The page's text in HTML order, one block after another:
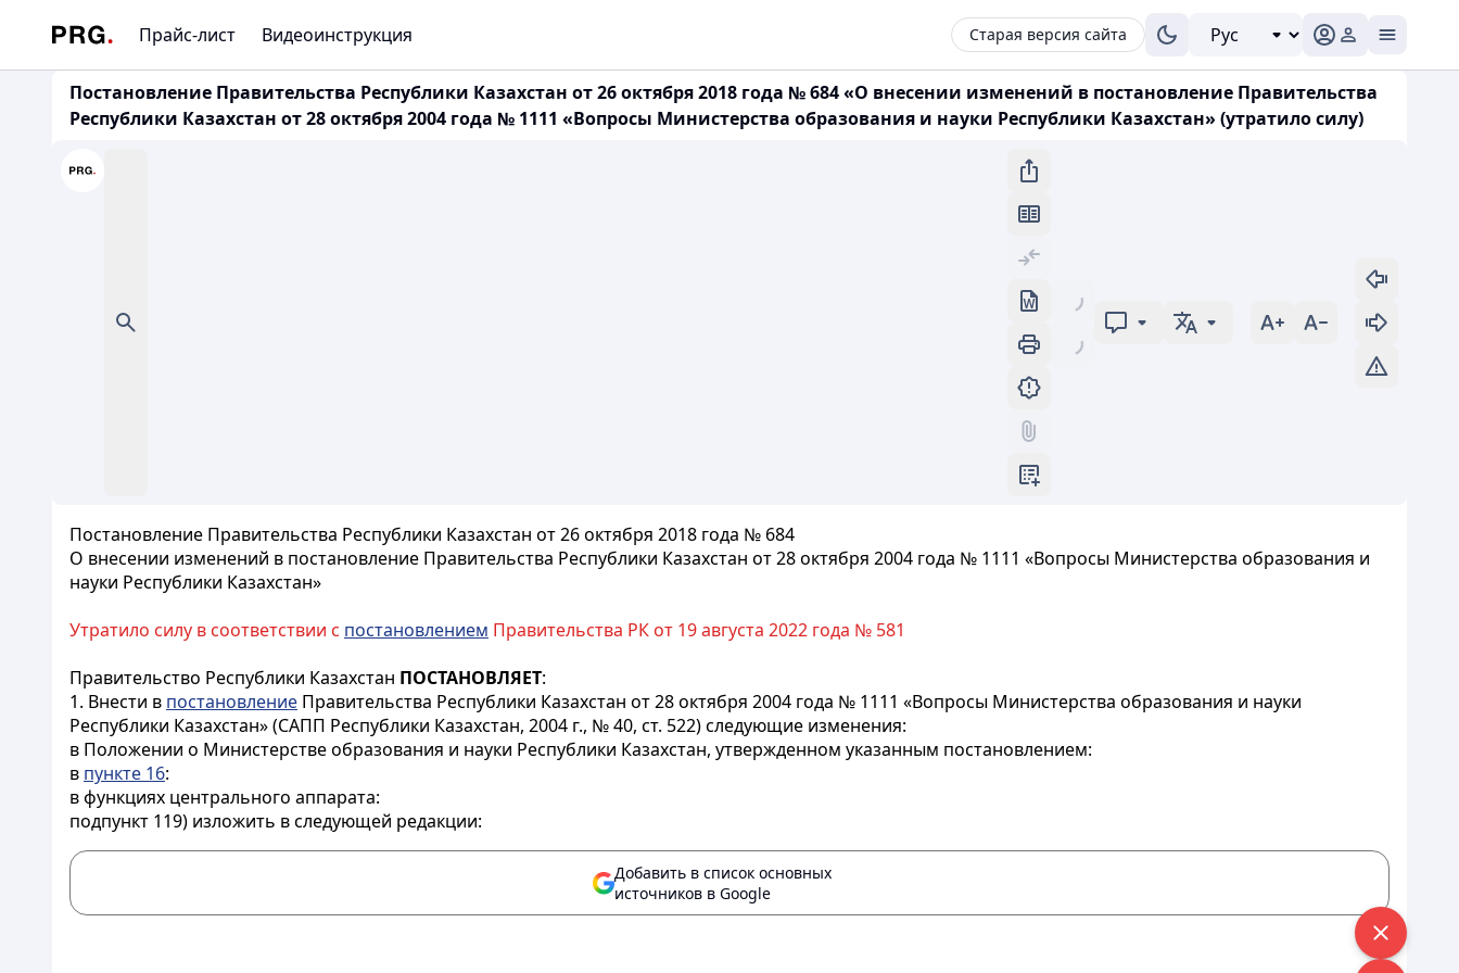
Прайс-лист Видеоинструкция Старая версия сайта
Постановление Правительства Республики Казахстан от 26 октября 2018 года № 684 «О внесении изменений в постановление Правительства
Республики Казахстан от 28 октября 2004 года № 1111 «Вопросы Министерства образования и науки Республики Казахстан» (утратило силу)
Постановление Правительства Республики Казахстан от 26 октября 2018 года № 684
О внесении изменений в постановление Правительства Республики Казахстан от 28 октября 2004 года № 1111 «Вопросы Министерства образования и
науки Республики Казахстан»
Утратило силу в соответствии с постановлением Правительства РК от 19 августа 2022 года № 581
Правительство Республики Казахстан ПОСТАНОВЛЯЕТ:
1. Внести в постановление Правительства Республики Казахстан от 28 октября 2004 года № 1111 «Вопросы Министерства образования и науки
Республики Казахстан» (САПП Республики Казахстан, 2004 г., № 40, ст. 522) следующие изменения:
в Положении о Министерстве образования и науки Республики Казахстан, утвержденном указанным постановлением:
в пункте 16:
в функциях центрального аппарата:
подпункт 119) изложить в следующей редакции:
Добавить в список основных
источников в Google